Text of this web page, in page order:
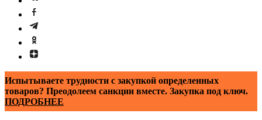
Испытываете трудности с закупкой определенных
товаров? Преодолеем санкции вместе. Закупка под ключ.
ПОДРОБНЕЕ